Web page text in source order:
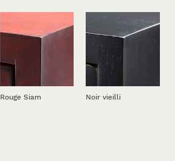
Rouge Siam Noir vieilli